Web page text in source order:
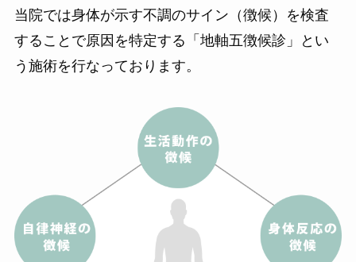
当院では身体が示す不調のサイン（徴候）を検査
することで原因を特定する「地軸五徴候診」とい
う施術を行なっております。